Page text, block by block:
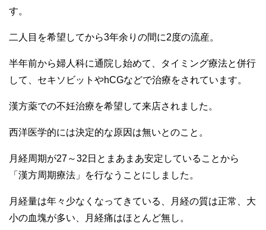
す。
二人目を希望してから3年余りの間に2度の流産。
半年前から婦人科に通院し始めて、タイミング療法と併行
して、セキソビットやhCGなどで治療をされています。
漢方薬での不妊治療を希望して来店されました。
西洋医学的には決定的な原因は無いとのこと。
月経周期が27～32日とまあまあ安定していることから
「漢方周期療法」を行なうことにしました。
月経量は年々少なくなってきている、月経の質は正常、大
小の血塊が多い、月経痛はほとんど無し。